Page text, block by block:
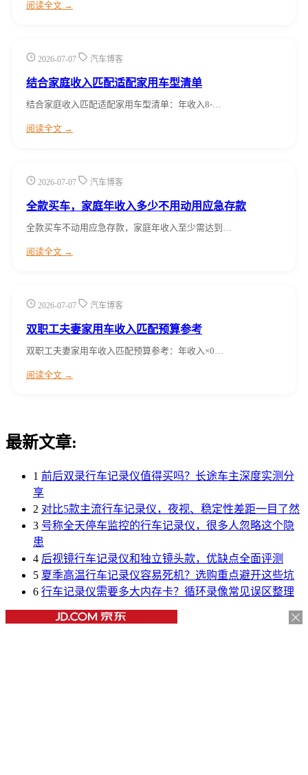
阅读全文 →
2026-07-07 汽车博客
结合家庭收入匹配适配家用车型清单
结合家庭收入匹配适配家用车型清单：年收入8-…
阅读全文 →
2026-07-07 汽车博客
全款买车，家庭年收入多少不用动用应急存款
全款买车不动用应急存款，家庭年收入至少需达到…
阅读全文 →
2026-07-07 汽车博客
双职工夫妻家用车收入匹配预算参考
双职工夫妻家用车收入匹配预算参考：年收入×0…
阅读全文 →
最新文章:
1 前后双录行车记录仪值得买吗？长途车主深度实测分
享
2 对比5款主流行车记录仪，夜视、稳定性差距一目了然
3 号称全天停车监控的行车记录仪，很多人忽略这个隐
患
4 后视镜行车记录仪和独立镜头款，优缺点全面评测
5 夏季高温行车记录仪容易死机？选购重点避开这些坑
6 行车记录仪需要多大内存卡？循环录像常见误区整理